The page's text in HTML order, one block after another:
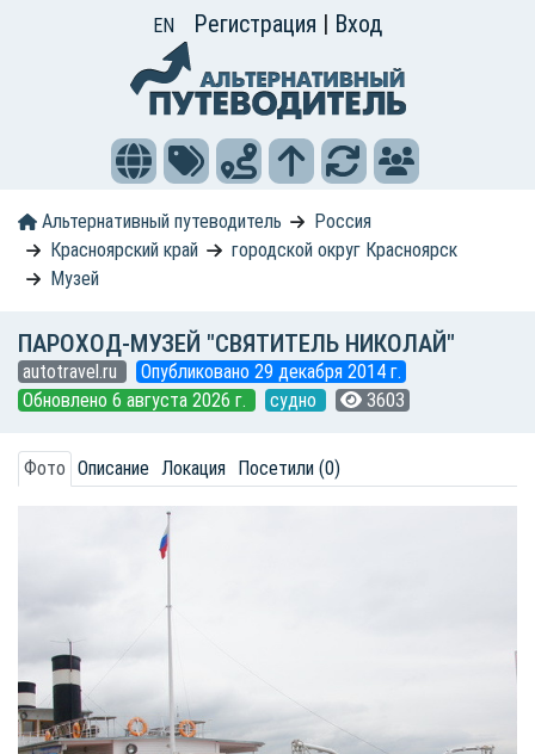
EN Регистрация | Вход
Альтернативный путеводитель
Россия
Красноярский край
городской округ Красноярск
Музей
ПАРОХОД-МУЗЕЙ "СВЯТИТЕЛЬ НИКОЛАЙ"
autotravel.ru
Опубликовано 29 декабря 2014 г.
Обновлено 6 августа 2026 г.
судно 3603
Фото Описание Локация Посетили (0)